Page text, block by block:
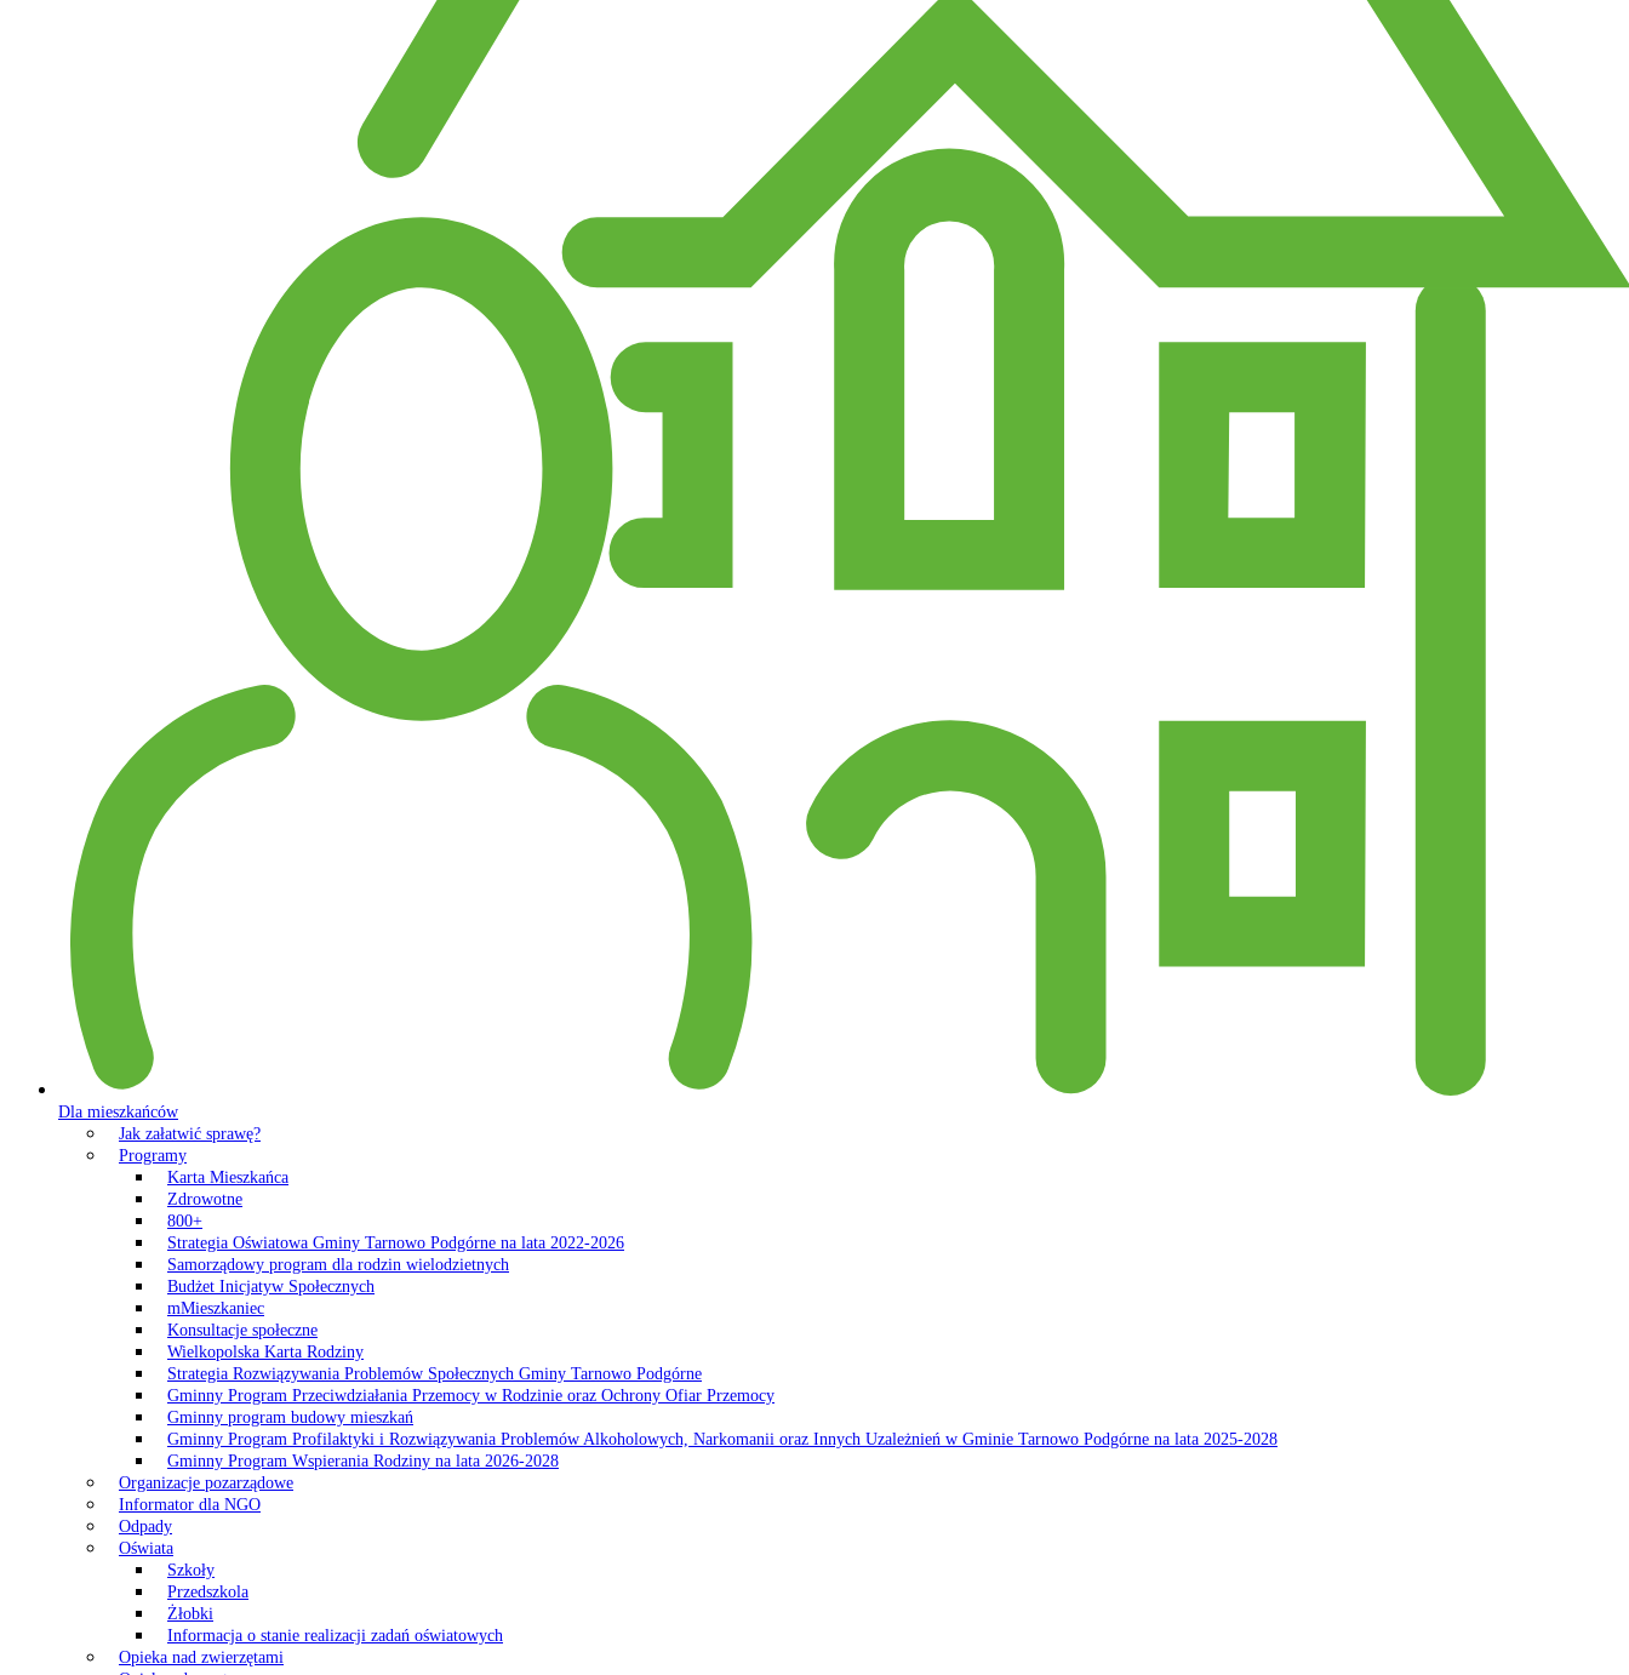
Dla mieszkańców
Jak załatwić sprawę?
Programy
Karta Mieszkańca
Zdrowotne
800+
Strategia Oświatowa Gminy Tarnowo Podgórne na lata 2022-2026
Samorządowy program dla rodzin wielodzietnych
Budżet Inicjatyw Społecznych
mMieszkaniec
Konsultacje społeczne
Wielkopolska Karta Rodziny
Strategia Rozwiązywania Problemów Społecznych Gminy Tarnowo Podgórne
Gminny Program Przeciwdziałania Przemocy w Rodzinie oraz Ochrony Ofiar Przemocy
Gminny program budowy mieszkań
Gminny Program Profilaktyki i Rozwiązywania Problemów Alkoholowych, Narkomanii oraz Innych Uzależnień w Gminie Tarnowo Podgórne na lata 2025-2028
Gminny Program Wspierania Rodziny na lata 2026-2028
Organizacje pozarządowe
Informator dla NGO
Odpady
Oświata
Szkoły
Przedszkola
Żłobki
Informacja o stanie realizacji zadań oświatowych
Opieka nad zwierzętami